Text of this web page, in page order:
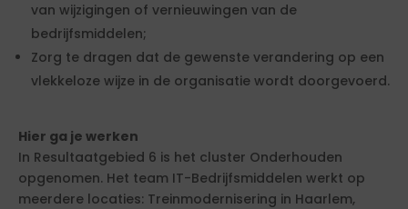
van wijzigingen of vernieuwingen van de
bedrijfsmiddelen;
Zorg te dragen dat de gewenste verandering op een
vlekkeloze wijze in de organisatie wordt doorgevoerd.
Hier ga je werken
In Resultaatgebied 6 is het cluster Onderhouden
opgenomen. Het team IT-Bedrijfsmiddelen werkt op
meerdere locaties: Treinmodernisering in Haarlem,